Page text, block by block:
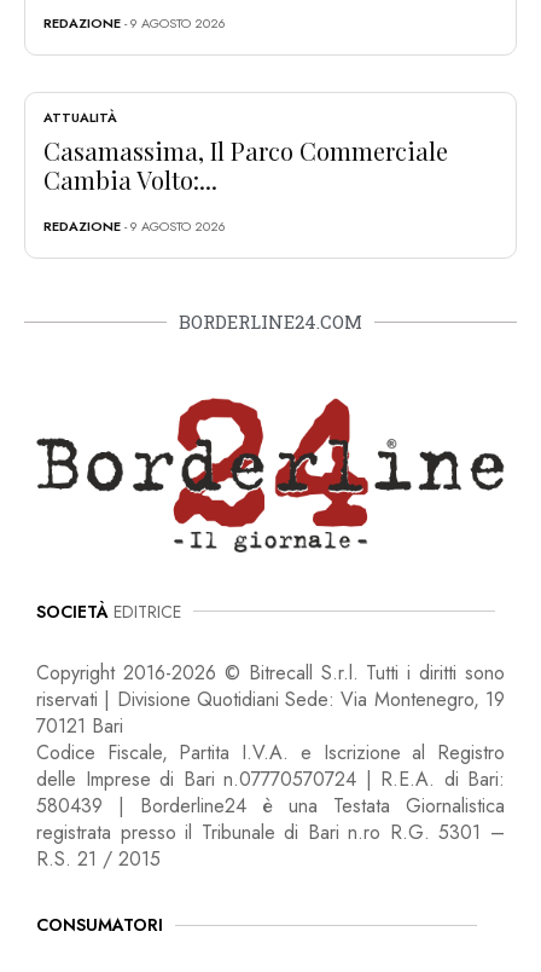
REDAZIONE- 9 AGOSTO 2026
ATTUALITÀ
Casamassima, Il Parco Commerciale
Cambia Volto:...
REDAZIONE- 9 AGOSTO 2026
BORDERLINE24.COM
SOCIETÀ EDITRICE
Copyright 2016-2026 © Bitrecall S.r.l. Tutti i diritti sono
riservati | Divisione Quotidiani Sede: Via Montenegro, 19
70121 Bari
Codice Fiscale, Partita I.V.A. e Iscrizione al Registro
delle Imprese di Bari n.07770570724 | R.E.A. di Bari:
580439 | Borderline24 è una Testata Giornalistica
registrata presso il Tribunale di Bari n.ro R.G. 5301 –
R.S. 21 / 2015
CONSUMATORI